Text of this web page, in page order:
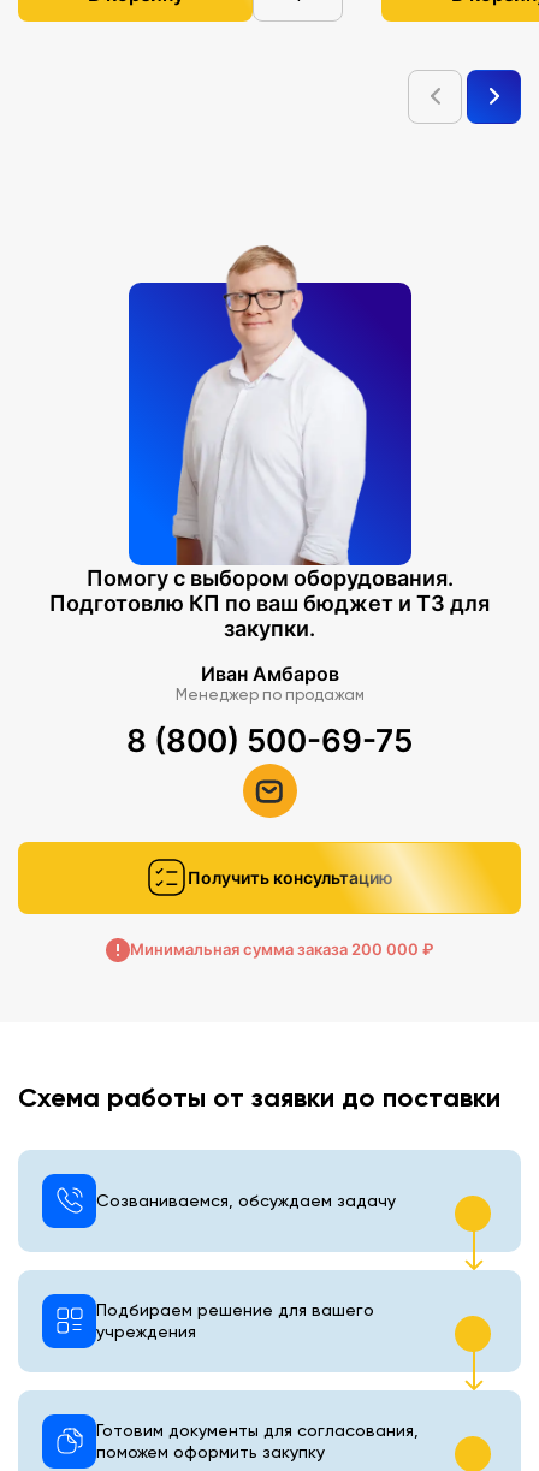
Помогу с выбором оборудования.
Подготовлю КП по ваш бюджет и ТЗ для
закупки.
Иван Амбаров
Менеджер по продажам
8 (800) 500-69-75
Получить консультацию
Минимальная сумма заказа 200 000 ₽
Схема работы от заявки до поставки
Созваниваемся, обсуждаем задачу
Подбираем решение для вашего
учреждения
Готовим документы для согласования,
поможем оформить закупку